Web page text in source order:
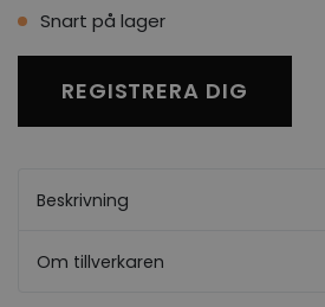
Snart på lager
REGISTRERA DIG
Beskrivning
Om tillverkaren